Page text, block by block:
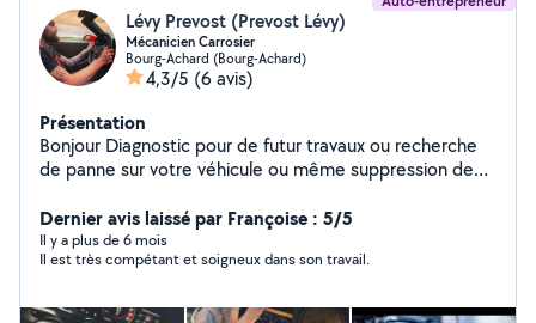
Lévy Prevost (Prevost Lévy)
Mécanicien Carrosier
Bourg-Achard (Bourg-Achard)
4,3/5 (6 avis)
Présentation
Bonjour Diagnostic pour de futur travaux ou recherche
de panne sur votre véhicule ou même suppression de
également les réparations également de la carrosserie
Dernier avis laissé par Françoise : 5/5
Il y a plus de 6 mois
Il est très compétant et soigneux dans son travail.